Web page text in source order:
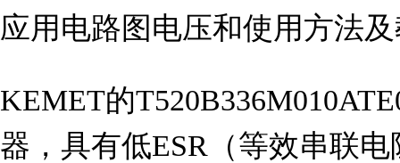
应用电路图电压和使用方法
KEMET的
器，具有低ESR（等效串联